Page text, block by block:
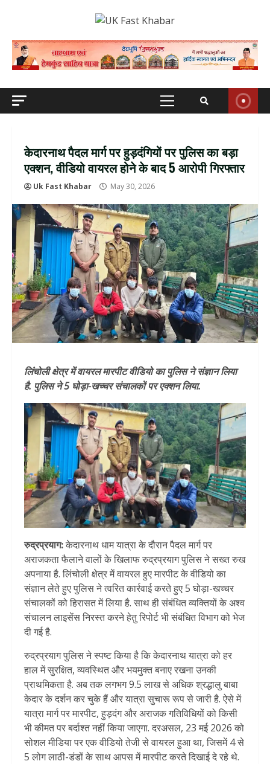
Primary
केदारनाथ पैदल मार्ग पर हुड़दंगियों पर पुलिस का बड़ा
एक्शन, वीडियो वायरल होने के बाद 5 आरोपी गिरफ्तार
Uk Fast Khabar May 30, 2026
लिंचोली क्षेत्र में वायरल मारपीट वीडियो का पुलिस ने संज्ञान लिया
है. पुलिस ने 5 घोड़ा-खच्चर संचालकों पर एक्शन लिया.
रुद्रप्रयाग:केदारनाथ धाम यात्रा के दौरान पैदल मार्ग पर
अराजकता फैलाने वालों के खिलाफ रुद्रप्रयाग पुलिस ने सख्त रुख
अपनाया है. लिंचोली क्षेत्र में वायरल हुए मारपीट के वीडियो का
संज्ञान लेते हुए पुलिस ने त्वरित कार्रवाई करते हुए 5 घोड़ा-खच्चर
संचालकों को हिरासत में लिया है. साथ ही संबंधित व्यक्तियों के अश्व
संचालन लाइसेंस निरस्त करने हेतु रिपोर्ट भी संबंधित विभाग को भेज
दी गई है.
रुद्रप्रयाग पुलिस ने स्पष्ट किया है कि केदारनाथ यात्रा को हर
हाल में सुरक्षित, व्यवस्थित और भयमुक्त बनाए रखना उनकी
प्राथमिकता है. अब तक लगभग 9.5 लाख से अधिक श्रद्धालु बाबा
केदार के दर्शन कर चुके हैं और यात्रा सुचारू रूप से जारी है. ऐसे में
यात्रा मार्ग पर मारपीट, हुड़दंग और अराजक गतिविधियों को किसी
भी कीमत पर बर्दाश्त नहीं किया जाएगा. दरअसल, 23 मई 2026 को
सोशल मीडिया पर एक वीडियो तेजी से वायरल हुआ था, जिसमें 4 से
5 लोग लाठी-डंडों के साथ आपस में मारपीट करते दिखाई दे रहे थे.